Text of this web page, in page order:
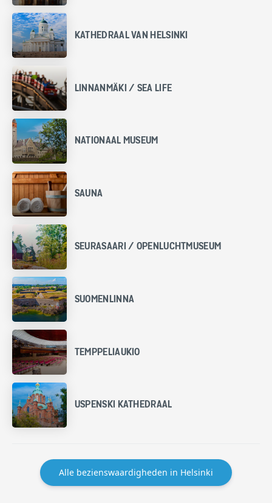
KATHEDRAAL VAN HELSINKI
LINNANMÄKI / SEA LIFE
NATIONAAL MUSEUM
SAUNA
SEURASAARI / OPENLUCHTMUSEUM
SUOMENLINNA
TEMPPELIAUKIO
USPENSKI KATHEDRAAL
Alle bezienswaardigheden in Helsinki